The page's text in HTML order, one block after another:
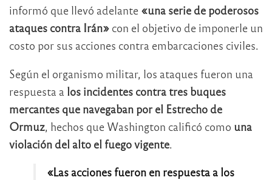
informó que llevó adelante «una serie de poderosos
ataques contra Irán» con el objetivo de imponerle un
costo por sus acciones contra embarcaciones civiles.
Según el organismo militar, los ataques fueron una
respuesta a los incidentes contra tres buques
mercantes que navegaban por el Estrecho de
Ormuz, hechos que Washington calificó como una
violación del alto el fuego vigente.
«Las acciones fueron en respuesta a los